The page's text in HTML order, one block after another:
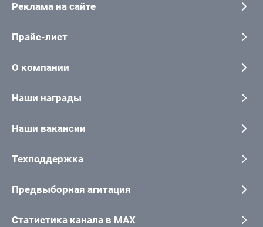
Реклама на сайте
Прайс-лист
О компании
Наши награды
Наши вакансии
Техподдержка
Предвыборная агитация
Статистика канала в MAX